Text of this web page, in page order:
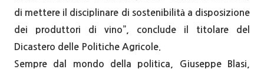
di mettere il disciplinare di sostenibilità a disposizione
dei produttori di vino”, conclude il titolare del
Dicastero delle Politiche Agricole.
Sempre dal mondo della politica, Giuseppe Blasi,